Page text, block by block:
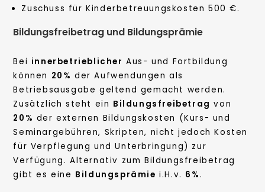
Zuschuss für Kinderbetreuungskosten 500 €.
Bildungsfreibetrag und Bildungsprämie
Bei innerbetrieblicher Aus- und Fortbildung
können 20% der Aufwendungen als
Betriebsausgabe geltend gemacht werden.
Zusätzlich steht ein Bildungsfreibetrag von
20% der externen Bildungskosten (Kurs- und
Seminargebühren, Skripten, nicht jedoch Kosten
für Verpflegung und Unterbringung) zur
Verfügung. Alternativ zum Bildungsfreibetrag
gibt es eine Bildungsprämie i.H.v. 6%.